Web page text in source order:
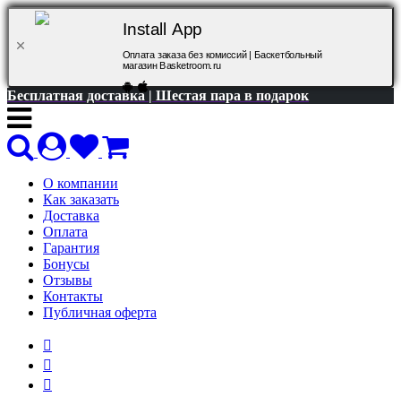
Install App
Оплата заказа без комиссий | Баскетбольный
магазин Basketroom.ru
Бесплатная доставка | Шестая пара в подарок
О компании
Как заказать
Доставка
Оплата
Гарантия
Бонусы
Отзывы
Контакты
Публичная оферта